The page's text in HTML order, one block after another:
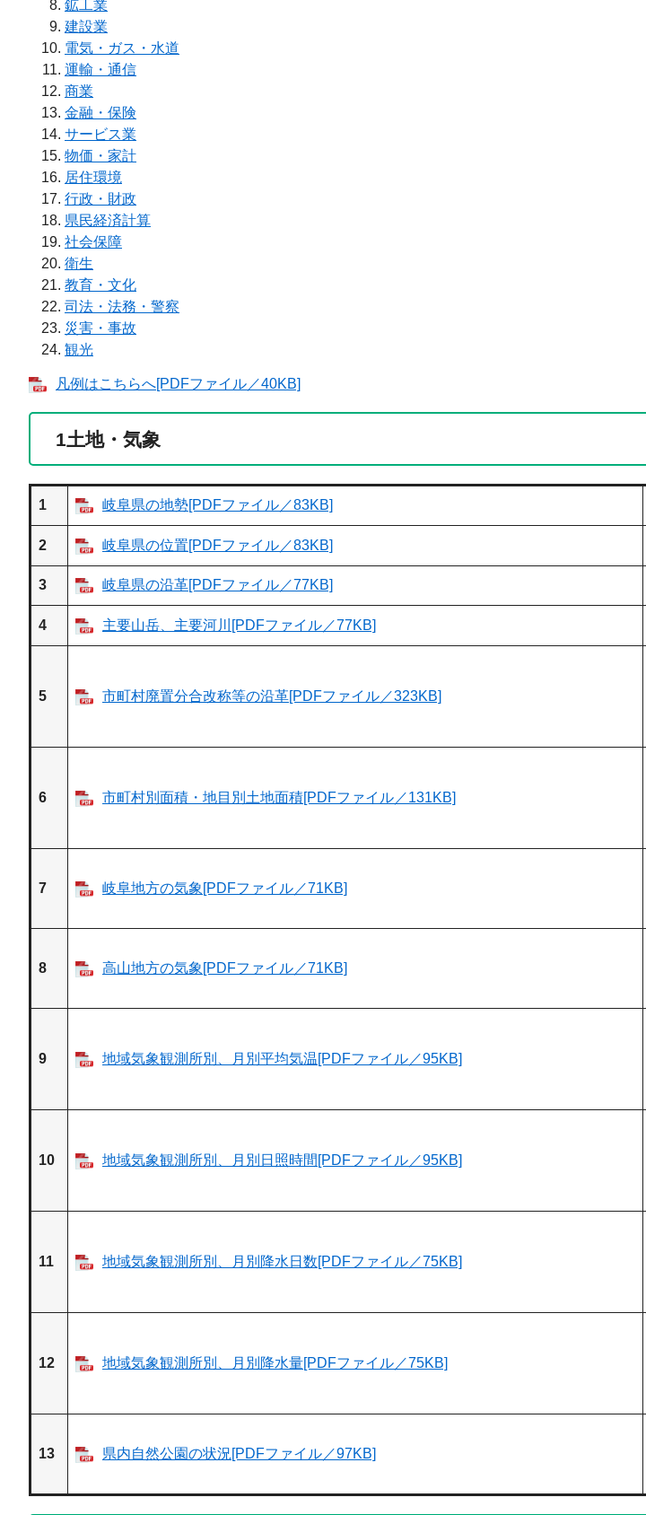
鉱工業
建設業
電気・ガス・水道
運輸・通信
商業
金融・保険
サービス業
物価・家計
居住環境
行政・財政
県民経済計算
社会保障
衛生
教育・文化
司法・法務・警察
災害・事故
観光
凡例はこちらへ[PDFファイル／40KB]
1土地・気象
1 岐阜県の地勢[PDFファイル／83KB]
2 岐阜県の位置[PDFファイル／83KB]
3 岐阜県の沿革[PDFファイル／77KB]
4 主要山岳、主要河川[PDFファイル／77KB]
5 市町村廃置分合改称等の沿革[PDFファイル／323KB]
6 市町村別面積・地目別土地面積[PDFファイル／131KB]
7 岐阜地方の気象[PDFファイル／71KB]
8
高山地方の気象[PDFファイル／71KB]
9 地域気象観測所別、月別平均気温[PDFファイル／95KB]
10
地域気象観測所別、月別日照時間[PDFファイル／95KB]
11 地域気象観測所別、月別降水日数[PDFファイル／75KB]
12
地域気象観測所別、月別降水量[PDFファイル／75KB]
13 県内自然公園の状況[PDFファイル／97KB]